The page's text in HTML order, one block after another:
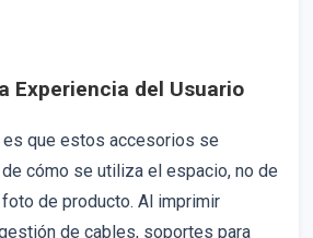
Experiencia del Usuario
es que estos accesorios se
cómo se utiliza el espacio, no de
de producto. Al imprimir
de cables, soportes para